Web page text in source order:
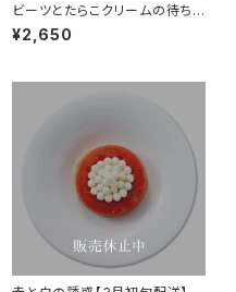
ビーツとたらこクリームの待ち
合わせ
¥2,650